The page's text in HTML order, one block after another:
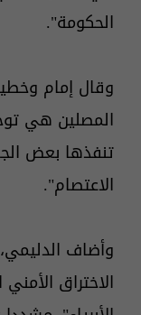
الحكومة".
وقال إمام
المصلين هي
تنفذها بعض
الاعتصام".
وأضاف
الاختراق